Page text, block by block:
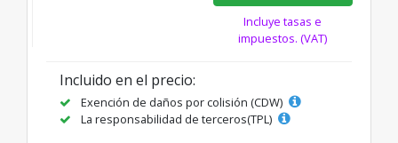
Incluye tasas e
impuestos. (VAT)
Incluido en el precio:
Exención de daños por colisión (CDW)
La responsabilidad de terceros(TPL)